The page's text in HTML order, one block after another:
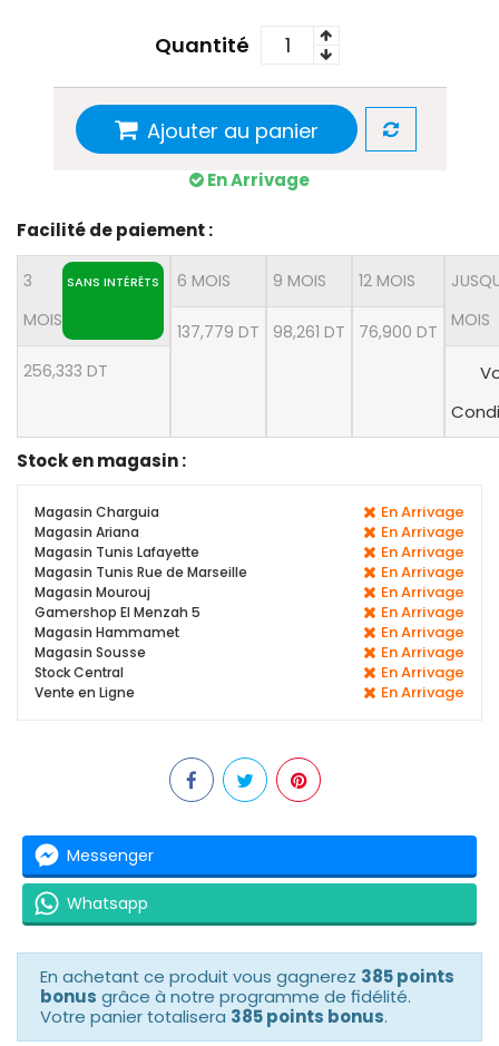
Quantité
Ajouter au panier
En Arrivage
Facilité de paiement :
3
MOIS
SANS INTÉRÊTS
256,333 DT
6 MOIS
137,779 DT
9 MOIS
98,261 DT
12 MOIS
76,900 DT
MOIS
Stock en magasin :
Magasin Charguia En Arrivage
Magasin Ariana En Arrivage
Magasin Tunis Lafayette En Arrivage
Magasin Tunis Rue de Marseille En Arrivage
Magasin Mourouj En Arrivage
Gamershop El Menzah 5 En Arrivage
Magasin Hammamet En Arrivage
Magasin Sousse En Arrivage
Stock Central En Arrivage
Vente en Ligne En Arrivage
Messenger
Whatsapp
En achetant ce produit vous gagnerez 385 points
bonus grâce à notre programme de fidélité.
Votre panier totalisera 385 points bonus.